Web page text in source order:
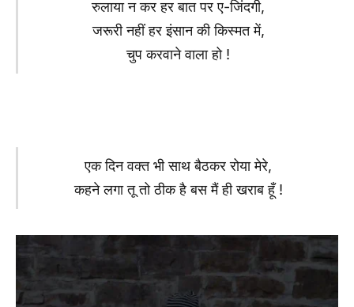
रुलाया न कर हर बात पर ए-जिंदगी,
जरूरी नहीं हर इंसान की किस्मत में,
चुप करवाने वाला हो !
एक दिन वक्त भी साथ बैठकर रोया मेरे,
कहने लगा तू तो ठीक है बस मैं ही खराब हूँ !